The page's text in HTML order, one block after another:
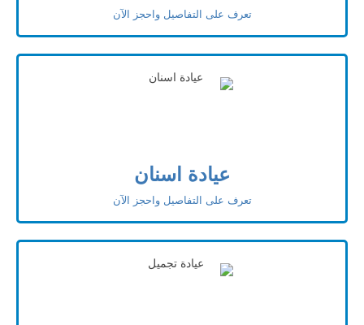
تعرف على التفاصيل واحجز الآن
عيادة اسنان
تعرف على التفاصيل واحجز الآن